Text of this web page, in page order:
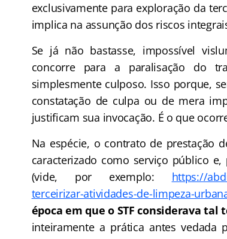
exclusivamente para exploração da
implica na assunção dos riscos
Se já não bastasse, impossível
concorre para a paralisação do
simplesmente culposo. Isso porque,
constatação de culpa ou de mera
justificam sua invocação. É o que
Na espécie, o contrato de prestação
caracterizado como serviço público
(vide, por exemplo: https://
terceirizar-atividades-de-limpeza-
época em que o STF considerava
inteiramente a prática antes vedada